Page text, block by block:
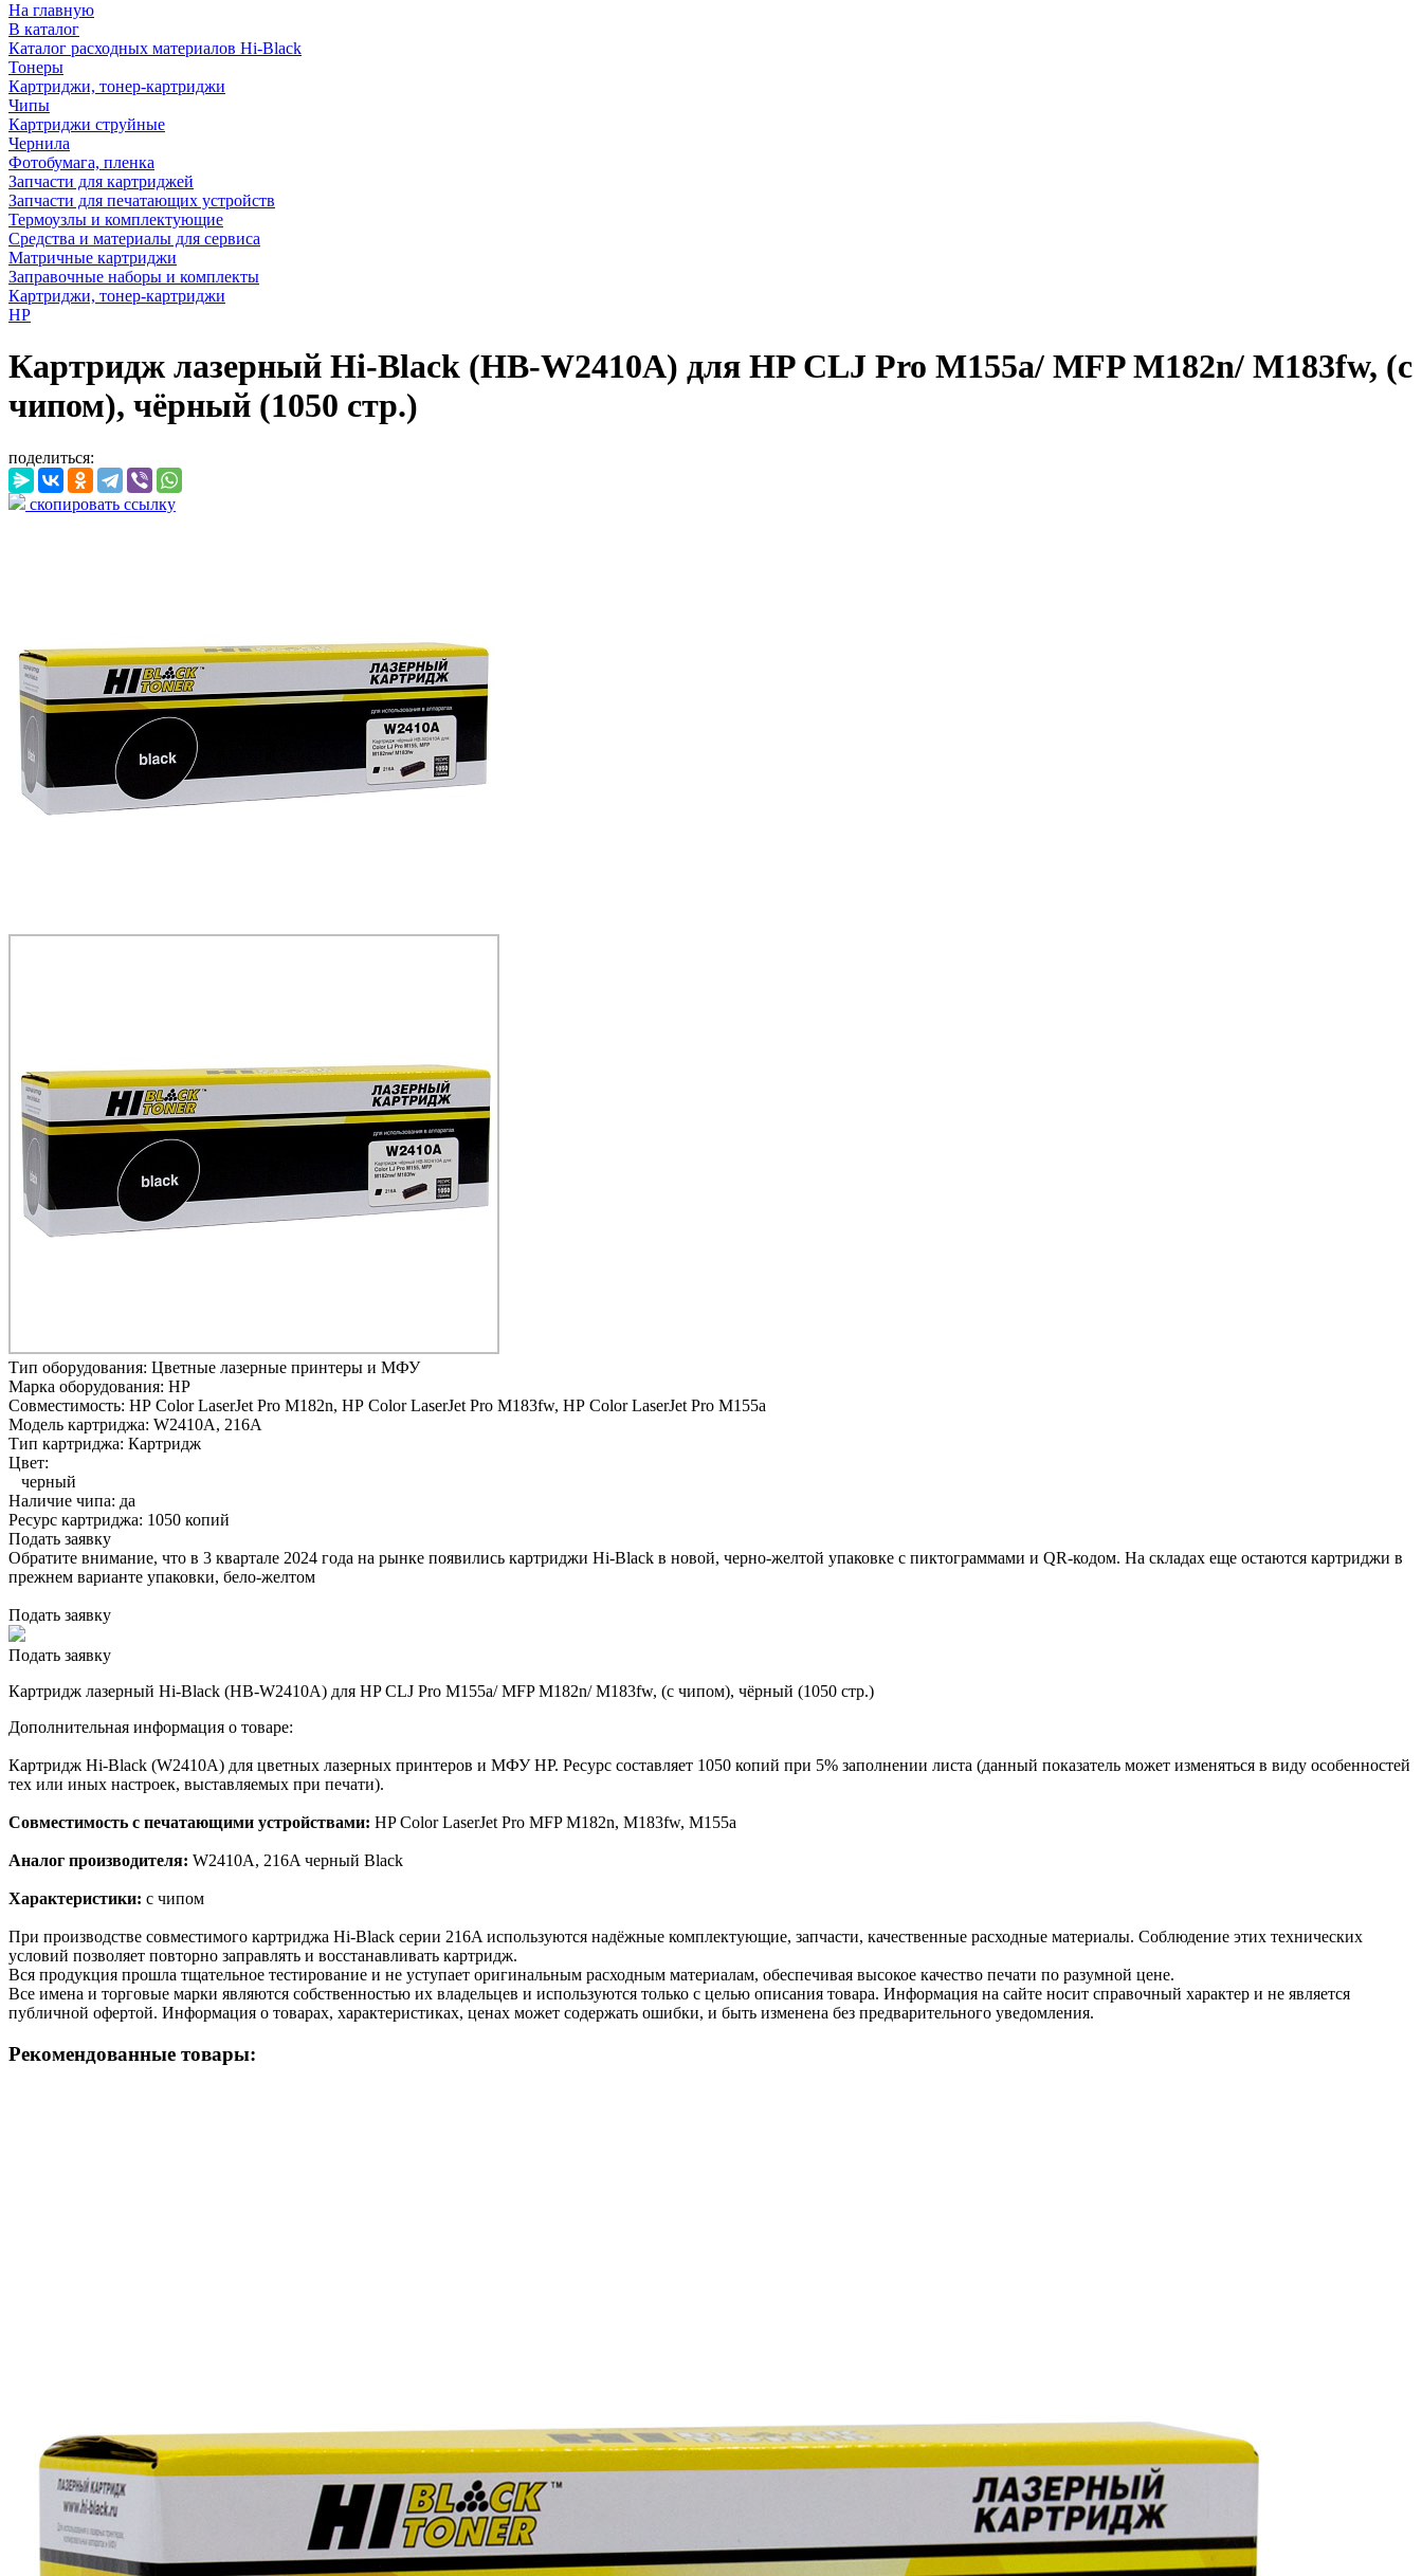
На главную
В каталог
Каталог расходных материалов Hi-Black
Тонеры
Картриджи, тонер-картриджи
Чипы
Картриджи струйные
Чернила
Фотобумага, пленка
Запчасти для картриджей
Запчасти для печатающих устройств
Термоузлы и комплектующие
Средства и материалы для сервиса
Матричные картриджи
Заправочные наборы и комплекты
Картриджи, тонер-картриджи
HP
Картридж лазерный Hi-Black (HB-W2410A) для HP CLJ Pro M155a/ MFP M182n/ M183fw, (с
чипом), чёрный (1050 стр.)
поделиться:
скопировать ссылку
Тип оборудования: Цветные лазерные принтеры и МФУ
Марка оборудования: HP
Совместимость: HP Color LaserJet Pro M182n, HP Color LaserJet Pro M183fw, HP Color LaserJet Pro M155a
Модель картриджа: W2410A, 216A
Тип картриджа: Картридж
Цвет:
черный
Наличие чипа: да
Ресурс картриджа: 1050 копий
Подать заявку
Обратите внимание, что в 3 квартале 2024 года на рынке появились картриджи Hi-Black в новой, черно-желтой упаковке с пиктограммами и QR-кодом. На складах еще остаются картриджи в
прежнем варианте упаковки, бело-желтом
Подать заявку
Подать заявку
Картридж лазерный Hi-Black (HB-W2410A) для HP CLJ Pro M155a/ MFP M182n/ M183fw, (с чипом), чёрный (1050 стр.)
Дополнительная информация о товаре:
Картридж Hi-Black (W2410A) для цветных лазерных принтеров и МФУ HP. Ресурс составляет 1050 копий при 5% заполнении листа (данный показатель может изменяться в виду особенностей
тех или иных настроек, выставляемых при печати).
Совместимость с печатающими устройствами: HP Color LaserJet Pro MFP M182n, M183fw, M155a
Аналог производителя: W2410A, 216A черный Black
Характеристики: с чипом
При производстве совместимого картриджа Hi-Black серии 216A используются надёжные комплектующие, запчасти, качественные расходные материалы. Соблюдение этих технических
условий позволяет повторно заправлять и восстанавливать картридж.
Вся продукция прошла тщательное тестирование и не уступает оригинальным расходным материалам, обеспечивая высокое качество печати по разумной цене.
Все имена и торговые марки являются собственностью их владельцев и используются только с целью описания товара. Информация на сайте носит справочный характер и не является
публичной офертой. Информация о товарах, характеристиках, ценах может содержать ошибки, и быть изменена без предварительного уведомления.
Рекомендованные товары: